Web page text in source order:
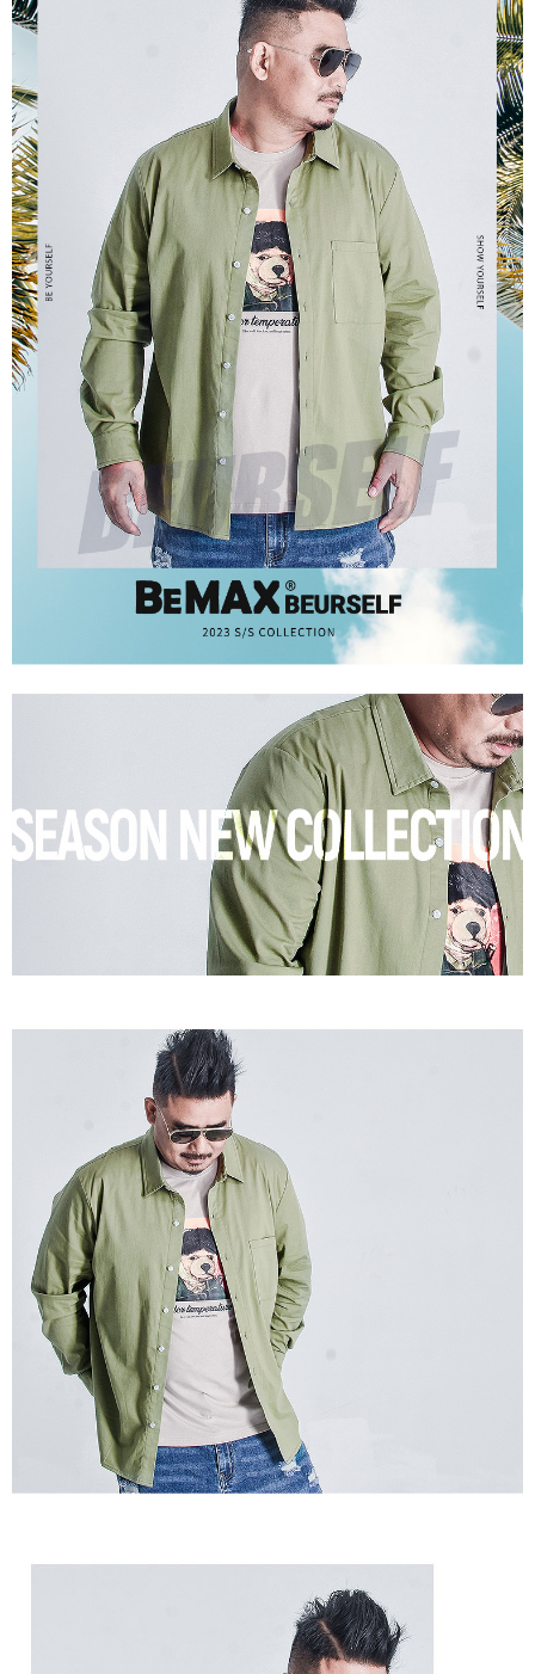
客戶支援中心」
https://netprotections.freshdesk.com/support/home
１．透過由恩沛科技股份有限公司提供之「AFTEE先享後付」服務完成之交
易，需依本服務之必要範圍內提供個人資料，並將交易相關給付款項請求債
權轉讓予恩沛科技股份有限公司。
２．關於個人資料處理事宜，請瀏覽以下網址：
https://aftee.tw/terms/#terms3
３．未成年的使用者請事先徵得法定代理人或監護人之同意方可使用
「AFTEE先享後付」，若未經同意申辦者引起之損失，本公司不負相關責
任。
４．使用「AFTEE先享後付」時，將依據個別帳號之用戶狀況，依本公司即
時審查核予不同之上限額度；若仍有額度不足之情形，本公司將視審查結果
請求用戶進行身份認證。
５．嚴禁一人註冊多個帳號或使用他人資訊註冊。若發現惡意使用之情形，
恩沛科技股份有限公司將有權停止該用戶之使用額度並採取法律行動。